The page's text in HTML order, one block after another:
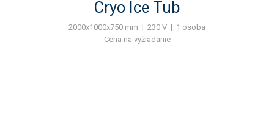
Cryo Ice Tub
2000x1000x750 mm | 230 V | 1 osoba
Cena na vyžiadanie